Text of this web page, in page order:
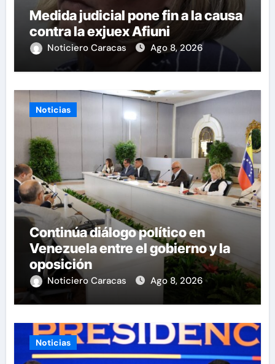
Medida judicial pone fin a la causa
contra la exjuex Afiuni
Noticiero Caracas Ago 8, 2026
Noticias
Continúa diálogo político en
Venezuela entre el gobierno y la
oposición
Noticiero Caracas Ago 8, 2026
Noticias